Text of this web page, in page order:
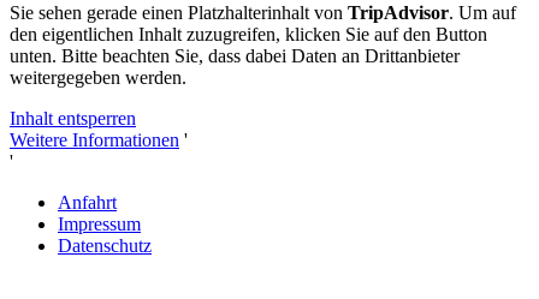
Sie sehen gerade einen Platzhalterinhalt von TripAdvisor. Um auf
den eigentlichen Inhalt zuzugreifen, klicken Sie auf den Button
unten. Bitte beachten Sie, dass dabei Daten an Drittanbieter
weitergegeben werden.
Inhalt entsperren
Weitere Informationen '
'
Anfahrt
Impressum
Datenschutz